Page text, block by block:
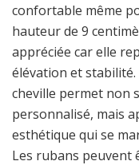
confortable même
hauteur de 9
appréciée car elle
élévation et stabilité.
cheville permet non
personnalisé, mais
esthétique qui se
Les rubans peuvent